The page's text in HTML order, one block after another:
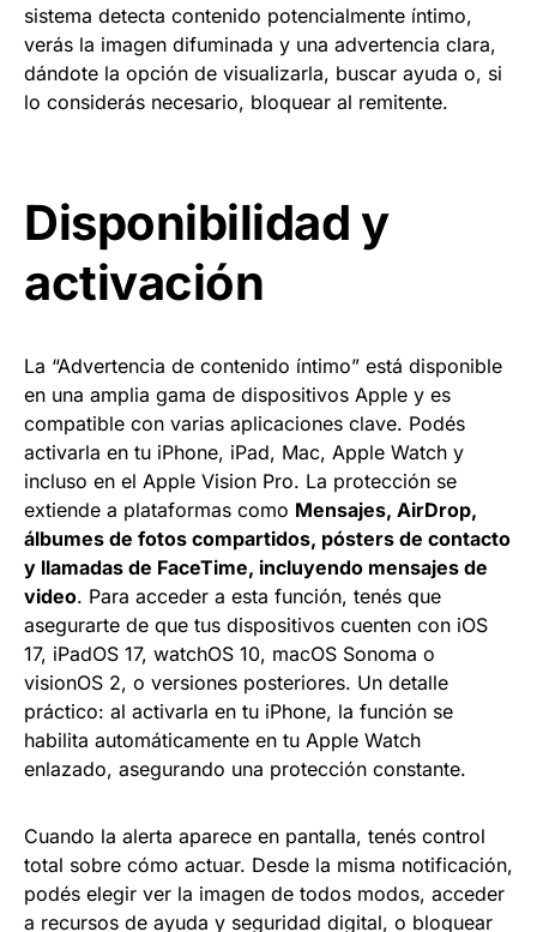
sistema detecta contenido potencialmente íntimo,
verás la imagen difuminada y una advertencia clara,
dándote la opción de visualizarla, buscar ayuda o, si
lo considerás necesario, bloquear al remitente.
Disponibilidad y
activación
La “Advertencia de contenido íntimo” está disponible
en una amplia gama de dispositivos Apple y es
compatible con varias aplicaciones clave. Podés
activarla en tu iPhone, iPad, Mac, Apple Watch y
incluso en el Apple Vision Pro. La protección se
extiende a plataformas como Mensajes, AirDrop,
álbumes de fotos compartidos, pósters de contacto
y llamadas de FaceTime, incluyendo mensajes de
video. Para acceder a esta función, tenés que
asegurarte de que tus dispositivos cuenten con iOS
17, iPadOS 17, watchOS 10, macOS Sonoma o
visionOS 2, o versiones posteriores. Un detalle
práctico: al activarla en tu iPhone, la función se
habilita automáticamente en tu Apple Watch
enlazado, asegurando una protección constante.
Cuando la alerta aparece en pantalla, tenés control
total sobre cómo actuar. Desde la misma notificación,
podés elegir ver la imagen de todos modos, acceder
a recursos de ayuda y seguridad digital, o bloquear